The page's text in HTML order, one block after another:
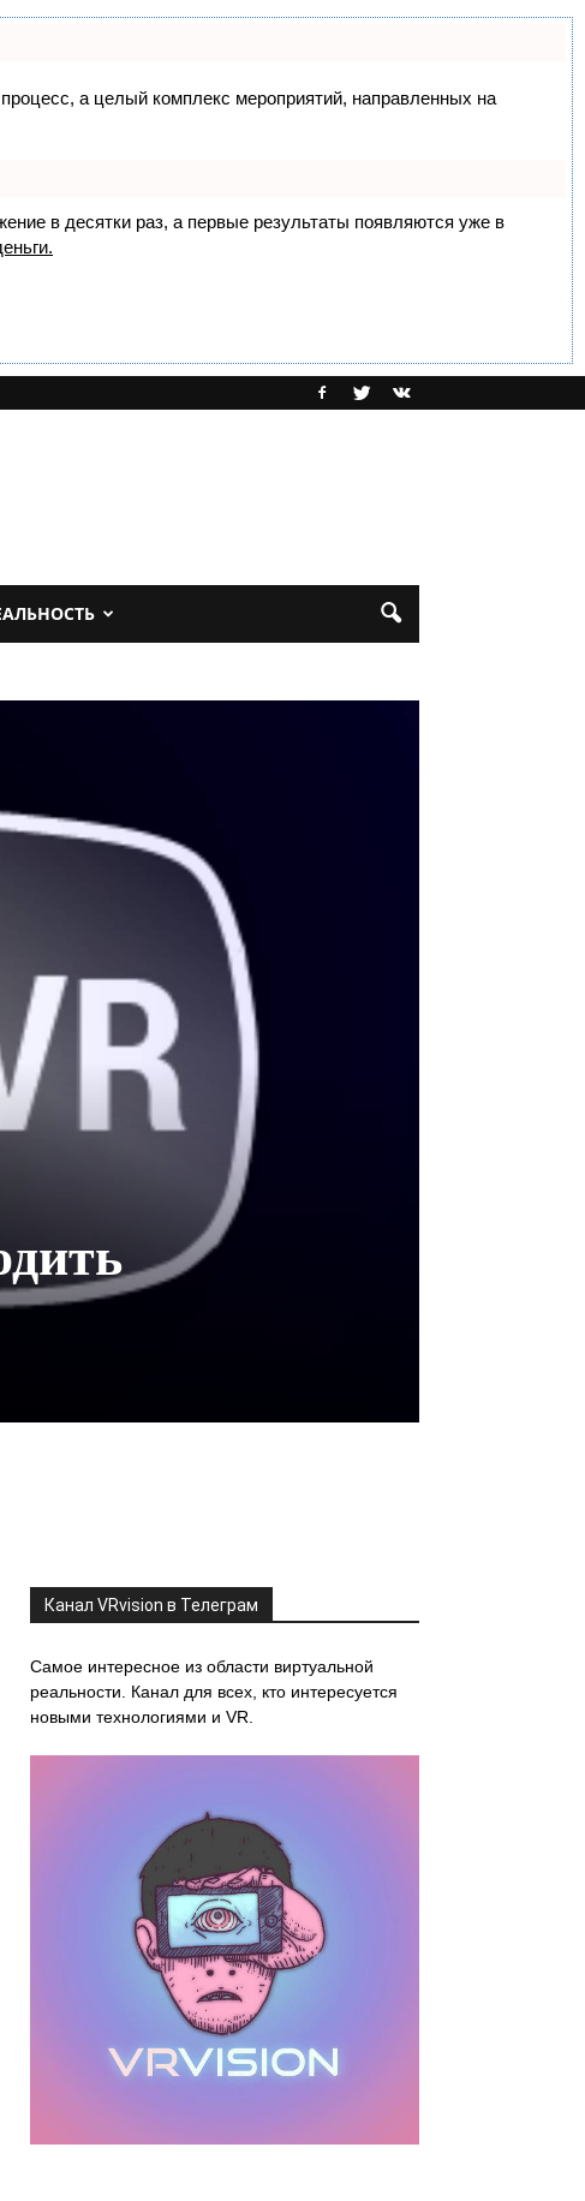
а целый комплекс мероприятий, направленных на
в десятки раз, а первые результаты появляются уже в
Канал VRvision в Телеграм
Самое интересное из области виртуальной
реальности. Канал для всех, кто интересуется
новыми технологиями и VR.